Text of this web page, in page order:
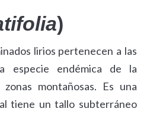
)
lirios pertenecen a las
especie endémica de la
montañosas. Es una
tiene un tallo subterráneo